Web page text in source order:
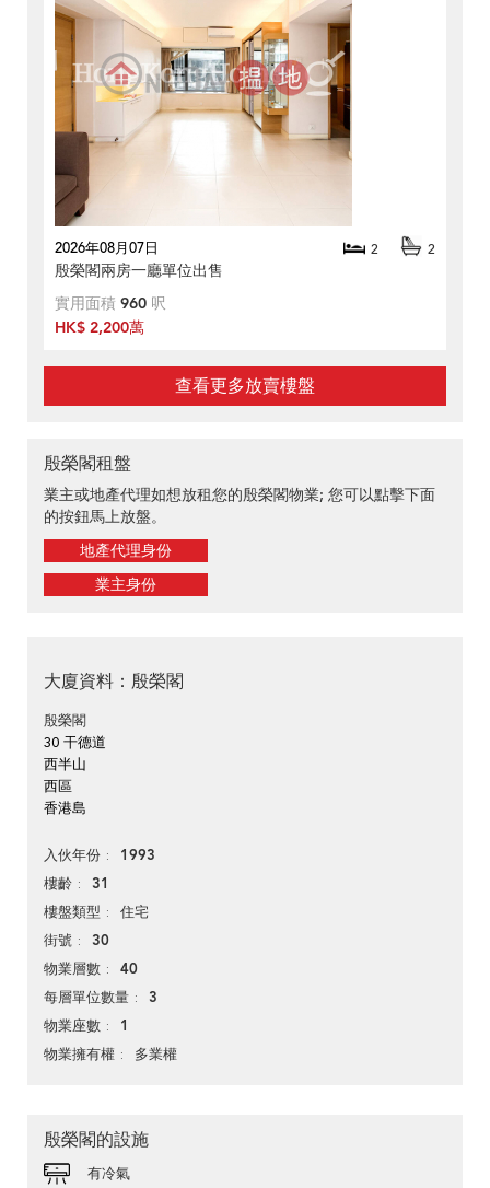
2026年08月07日 2 2
殷榮閣兩房一廳單位出售
實用面積 960 呎
HK$ 2,200萬
查看更多放賣樓盤
殷榮閣租盤
業主或地產代理如想放租您的殷榮閣物業; 您可以點擊下面
的按鈕馬上放盤。
地產代理身份
業主身份
大廈資料：殷榮閣
殷榮閣
30 干德道
西半山
西區
香港島
入伙年份 1993
樓齡 31
樓盤類型 住宅
街號 30
物業層數 40
每層單位數量 3
物業座數 1
物業擁有權 多業權
殷榮閣的設施
有冷氣